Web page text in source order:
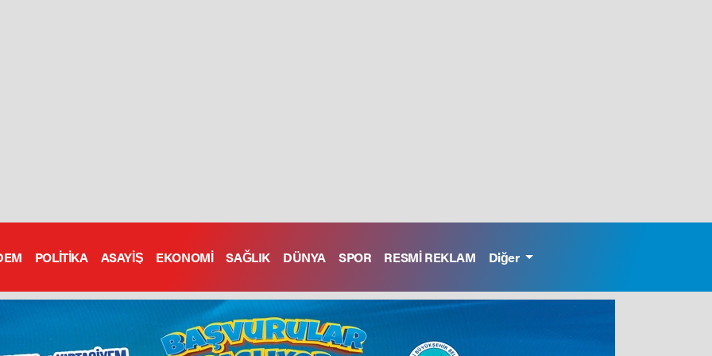
POLİTİKA ASAYİŞ EKONOMİ SAĞLIK DÜNYA SPOR RESMİ REKLAM Diğer